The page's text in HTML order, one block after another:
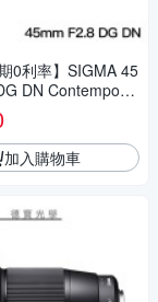
期0利率】SIGMA 45
DN Contemporar
E-mount 鏡頭推薦
寶光學
加入購物車